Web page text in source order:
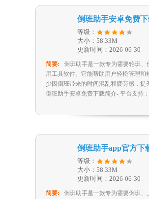
倒班助手安卓免费
等级：
大小：58.33M
更新时间：2026-06-30
简要:
倒班助手是一款专为需要轮班
用工具软件。它能帮助用户轻松管理和
少因倒班带来的时间混乱和疲劳感，提
倒班助手安卓免费下载简介- 平台支持
倒班助手app官方下
等级：
大小：58.33M
更新时间：2026-06-30
简要:
倒班助手是一款专为需要倒班、